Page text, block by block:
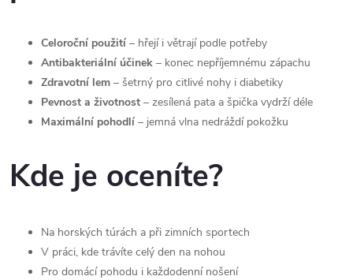
p
i
Celoroční použití – hřejí i větrají podle potřeby
Antibakteriální účinek – konec nepříjemnému zápachu
Zdravotní lem – šetrný pro citlivé nohy i diabetiky
Pevnost a životnost – zesílená pata a špička vydrží déle
Maximální pohodlí – jemná vlna nedráždí pokožku
Kde je oceníte?
Na horských túrách a při zimních sportech
V práci, kde trávíte celý den na nohou
Pro domácí pohodu i každodenní nošení